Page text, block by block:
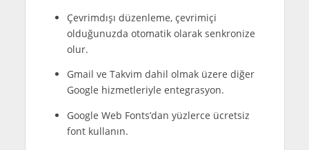
Çevrimdışı düzenleme, çevrimiçi
olduğunuzda otomatik olarak senkronize
olur.
Gmail ve Takvim dahil olmak üzere diğer
Google hizmetleriyle entegrasyon.
Google Web Fonts’dan yüzlerce ücretsiz
font kullanın.